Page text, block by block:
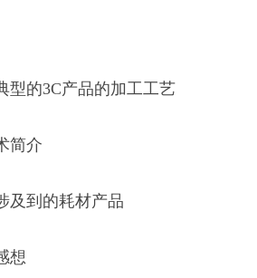
型的3C产品的加工工艺
简介
及到的耗材产品
想